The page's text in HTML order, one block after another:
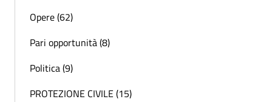
Opere (62)
Pari opportunità (8)
Politica (9)
PROTEZIONE CIVILE (15)